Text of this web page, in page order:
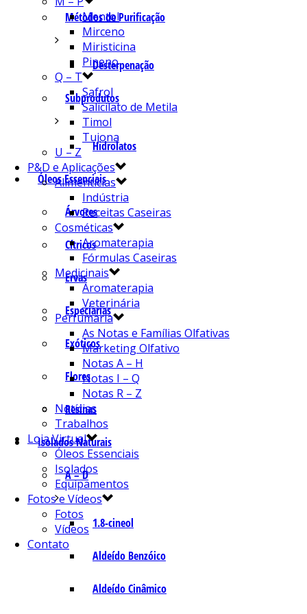
Métodos de Purificação
Desterpenação
Subprodutos
Hidrolatos
Óleos Essenciais
Árvores
Cítricos
Ervas
Especiarias
Exóticos
Flores
Resinas
Isolados Naturais
A – D
1.8-cineol
Aldeído Benzóico
Aldeído Cinâmico
Mentol
Mirceno
Miristicina
Pineno
Q – T
Safrol
Salicilato de Metila
Timol
Tujona
U – Z
P&D e Aplicações
Alimentícias
Indústria
Receitas Caseiras
Cosméticas
Aromaterapia
Fórmulas Caseiras
Medicinais
Aromaterapia
Veterinária
Perfumaria
As Notas e Famílias Olfativas
Marketing Olfativo
Notas A – H
Notas I – Q
Notas R – Z
Notícias
Trabalhos
Loja Virtual
Óleos Essenciais
Isolados
Equipamentos
Fotos e Vídeos
Fotos
Vídeos
Contato